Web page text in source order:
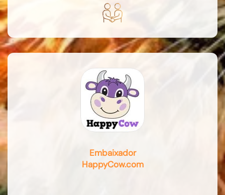
Embaixador
HappyCow.com